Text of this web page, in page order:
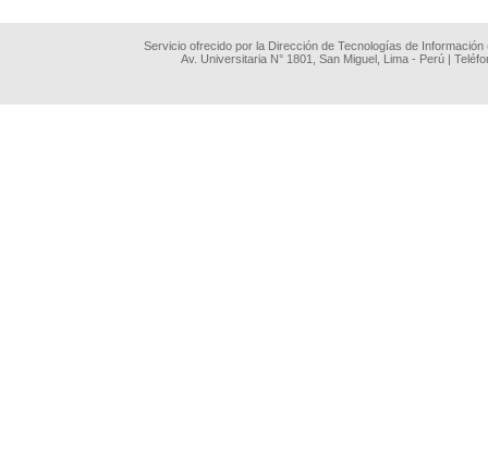
Servicio ofrecido por la Dirección de Tecnologías de
Av. Universitaria N° 1801, San Miguel, Lima - Perú |